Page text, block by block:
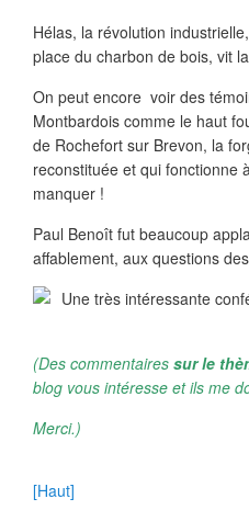
Hélas, la révolution
place du charbon de bois, vit
On peut encore voir des
Montbardois comme le haut
de Rochefort sur Brevon, la
reconstituée et qui fonctionne
manquer !
Paul Benoît fut beaucoup
affablement, aux questions
(Des commentaires sur le
blog vous intéresse et ils me
Merci.)
[Haut]